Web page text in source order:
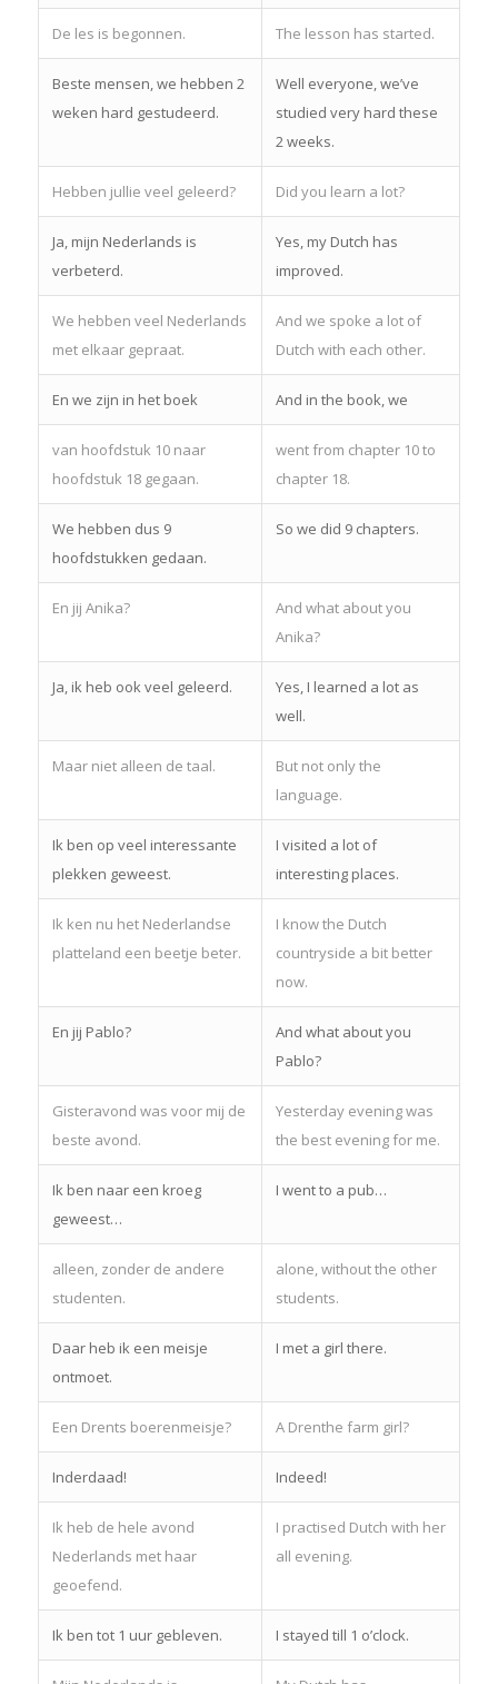
De les is begonnen. The lesson has started.
Beste mensen, we hebben 2
weken hard gestudeerd.
Well everyone, we’ve
studied very hard these
2 weeks.
Hebben jullie veel geleerd? Did you learn a lot?
Ja, mijn Nederlands is
verbeterd.
Yes, my Dutch has
improved.
We hebben veel Nederlands
met elkaar gepraat.
And we spoke a lot of
Dutch with each other.
En we zijn in het boek And in the book, we
van hoofdstuk 10 naar
hoofdstuk 18 gegaan.
went from chapter 10 to
chapter 18.
We hebben dus 9
hoofdstukken gedaan.
So we did 9 chapters.
En jij Anika?
And what about you
Anika?
Ja, ik heb ook veel geleerd.
Yes, I learned a lot as
well.
Maar niet alleen de taal.
But not only the
language.
Ik ben op veel interessante
plekken geweest.
I visited a lot of
interesting places.
Ik ken nu het Nederlandse
platteland een beetje beter.
I know the Dutch
countryside a bit better
now.
En jij Pablo?
And what about you
Pablo?
Gisteravond was voor mij de
beste avond.
Yesterday evening was
the best evening for me.
Ik ben naar een kroeg
geweest…
I went to a pub…
alleen, zonder de andere
studenten.
alone, without the other
students.
Daar heb ik een meisje
ontmoet.
I met a girl there.
Een Drents boerenmeisje? A Drenthe farm girl?
Inderdaad! Indeed!
Ik heb de hele avond
Nederlands met haar
geoefend.
I practised Dutch with her
all evening.
Ik ben tot 1 uur gebleven. I stayed till 1 o’clock.